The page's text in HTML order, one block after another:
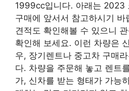
1999cc입니다. 아래는 2023
구매에 앞서서 참고하시기 바
견적도 확인해볼 수 있으니
확인해 보세요. 이런 차량은
우, 장기렌트나 중고차 구매
다. 차량을 주문해 놓고 렌트
가, 신차를 받는 형태가 가능